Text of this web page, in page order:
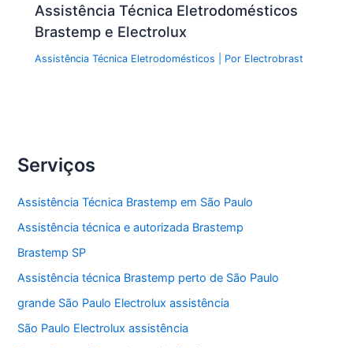
Assistência Técnica Eletrodomésticos
Brastemp e Electrolux
Assistência Técnica Eletrodomésticos | Por Electrobrast
Serviços
Assistência Técnica Brastemp em São Paulo
Assistência técnica e autorizada Brastemp
Brastemp SP
Assistência técnica Brastemp perto de São Paulo
grande São Paulo Electrolux assistência
São Paulo Electrolux assistência